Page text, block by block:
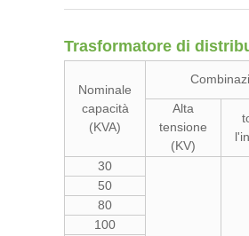
Trasformatore di
Nominale
capacità
(KVA)
Alta
tensione
(KV)
30
50
80
100